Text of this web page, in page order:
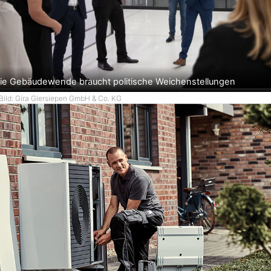
Gebäudewende braucht politische Weichenstellungen
Gira Giersiepen GmbH & Co. KG